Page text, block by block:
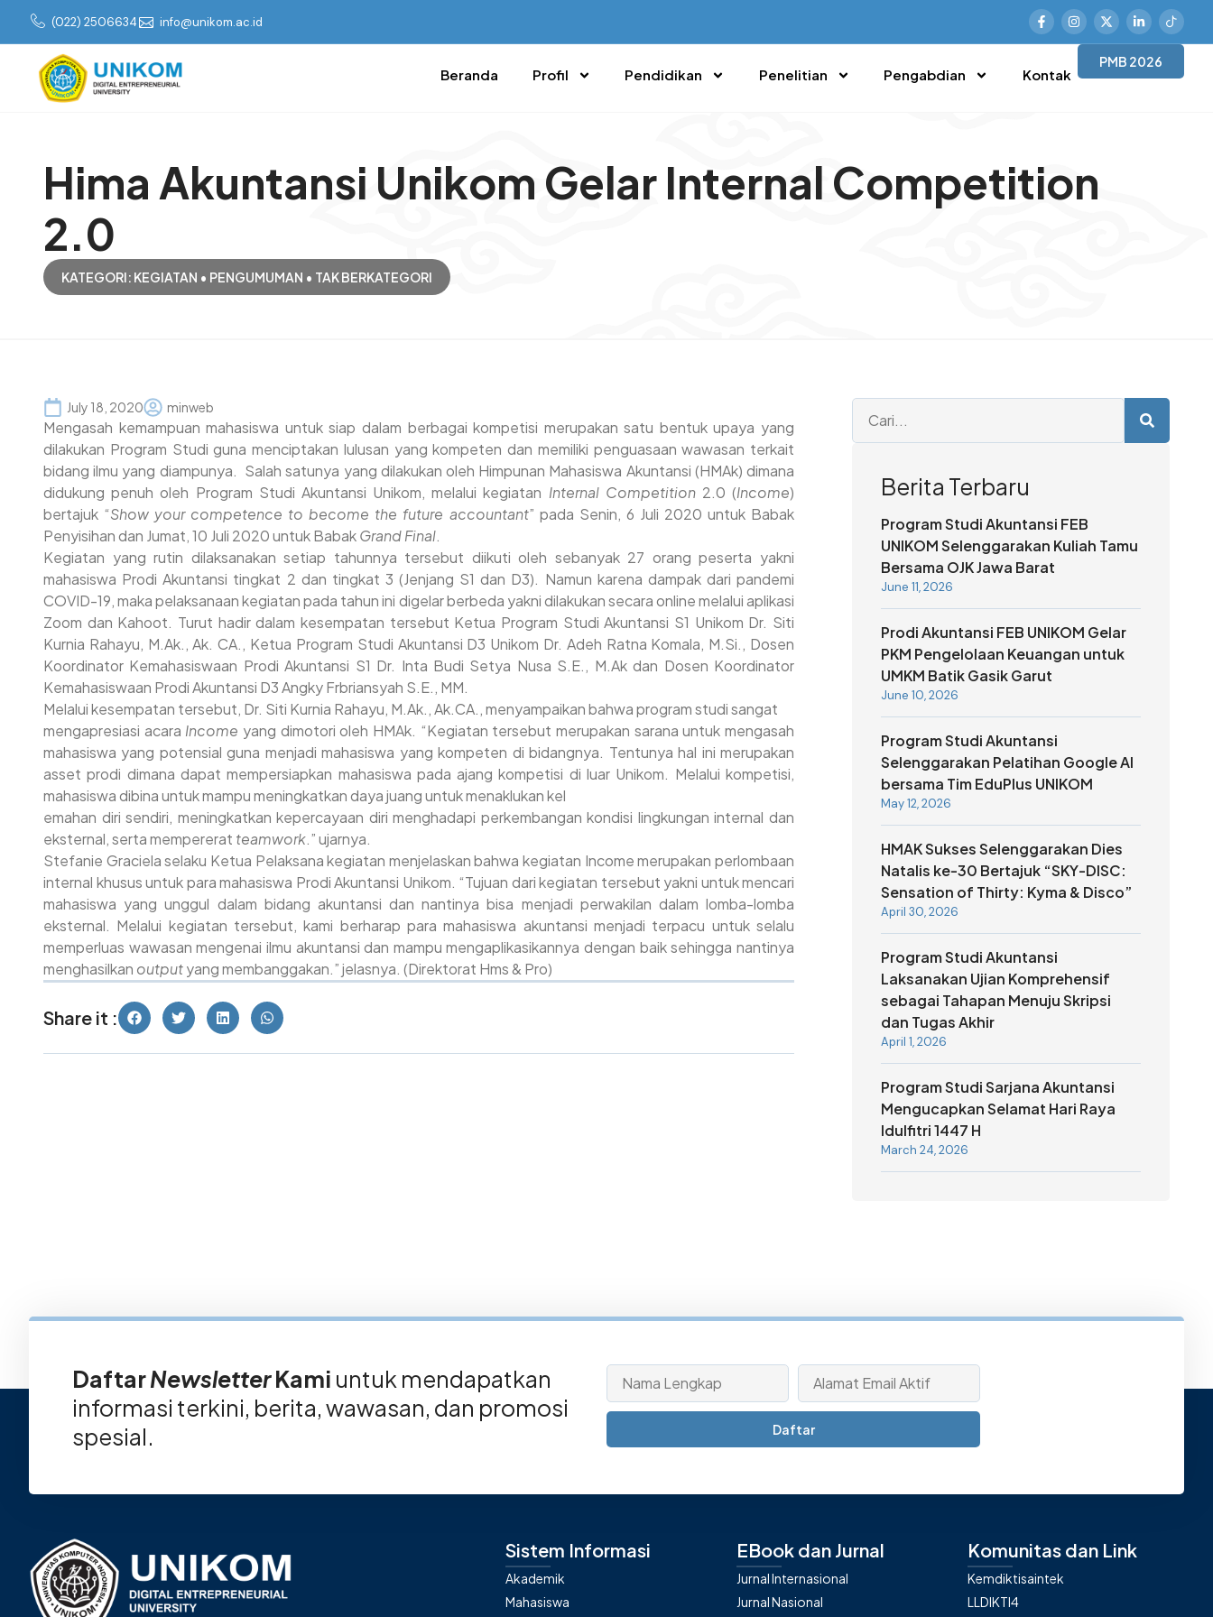
(022) 2506634 info@unikom.ac.id
Beranda Profil Pendidikan Penelitian Pengabdian Kontak
PMB 2026
Hima Akuntansi Unikom Gelar Internal Competition
2.0
KATEGORI: KEGIATAN • PENGUMUMAN • TAK BERKATEGORI
July 18, 2020 minweb
Mengasah kemampuan mahasiswa untuk siap dalam berbagai kompetisi merupakan satu bentuk upaya yang
dilakukan Program Studi guna menciptakan lulusan yang kompeten dan memiliki penguasaan wawasan terkait
bidang ilmu yang diampunya. Salah satunya yang dilakukan oleh Himpunan Mahasiswa Akuntansi (HMAk) dimana
didukung penuh oleh Program Studi Akuntansi Unikom, melalui kegiatan Internal Competition2.0 (Income)
bertajuk “Show your competence to become the future accountant” pada Senin, 6 Juli 2020 untuk Babak
Penyisihan dan Jumat, 10 Juli 2020 untuk BabakGrand Final.
Kegiatan yang rutin dilaksanakan setiap tahunnya tersebut diikuti oleh sebanyak 27 orang peserta yakni
mahasiswa Prodi Akuntansi tingkat 2 dan tingkat 3 (Jenjang S1 dan D3). Namun karena dampak dari pandemi
COVID-19, maka pelaksanaan kegiatan pada tahun ini digelar berbeda yakni dilakukan secara online melalui aplikasi
Zoom dan Kahoot. Turut hadir dalam kesempatan tersebut Ketua Program Studi Akuntansi S1 Unikom Dr. Siti
Kurnia Rahayu, M.Ak., Ak. CA., Ketua Program Studi Akuntansi D3 Unikom Dr. Adeh Ratna Komala, M.Si., Dosen
Koordinator Kemahasiswaan Prodi Akuntansi S1 Dr. Inta Budi Setya Nusa S.E., M.Ak dan Dosen Koordinator
Kemahasiswaan Prodi Akuntansi D3 Angky Frbriansyah S.E., MM.
Melalui kesempatan tersebut, Dr. Siti Kurnia Rahayu, M.Ak., Ak.CA., menyampaikan bahwa program studi sangat
mengapresiasi acara Income yang dimotori oleh HMAk. “Kegiatan tersebut merupakan sarana untuk mengasah
mahasiswa yang potensial guna menjadi mahasiswa yang kompeten di bidangnya. Tentunya hal ini merupakan
asset prodi dimana dapat mempersiapkan mahasiswa pada ajang kompetisi di luar Unikom. Melalui kompetisi,
mahasiswa dibina untuk mampu meningkatkan daya juang untuk menaklukan kel
emahan diri sendiri, meningkatkan kepercayaan diri menghadapi perkembangan kondisi lingkungan internal dan
eksternal, serta mempererat teamwork.” ujarnya.
Stefanie Graciela selaku Ketua Pelaksana kegiatan menjelaskan bahwa kegiatan Income merupakan perlombaan
internal khusus untuk para mahasiswa Prodi Akuntansi Unikom. “Tujuan dari kegiatan tersebut yakni untuk mencari
mahasiswa yang unggul dalam bidang akuntansi dan nantinya bisa menjadi perwakilan dalam lomba-lomba
eksternal. Melalui kegiatan tersebut, kami berharap para mahasiswa akuntansi menjadi terpacu untuk selalu
memperluas wawasan mengenai ilmu akuntansi dan mampu mengaplikasikannya dengan baik sehingga nantinya
menghasilkan outputyang membanggakan.” jelasnya. (Direktorat Hms & Pro)
Share it :
Berita Terbaru
Program Studi Akuntansi FEB
UNIKOM Selenggarakan Kuliah Tamu
Bersama OJK Jawa Barat
June 11, 2026
Prodi Akuntansi FEB UNIKOM Gelar
PKM Pengelolaan Keuangan untuk
UMKM Batik Gasik Garut
June 10, 2026
Program Studi Akuntansi
Selenggarakan Pelatihan Google AI
bersama Tim EduPlus UNIKOM
May 12, 2026
HMAK Sukses Selenggarakan Dies
Natalis ke-30 Bertajuk “SKY-DISC:
Sensation of Thirty: Kyma & Disco”
April 30, 2026
Program Studi Akuntansi
Laksanakan Ujian Komprehensif
sebagai Tahapan Menuju Skripsi
dan Tugas Akhir
April 1, 2026
Program Studi Sarjana Akuntansi
Mengucapkan Selamat Hari Raya
Idulfitri 1447 H
March 24, 2026
DaftarNewsletterKami untuk mendapatkan
informasi terkini, berita, wawasan, dan promosi
spesial.
Daftar
Sistem Informasi
Akademik
Mahasiswa
EBook dan Jurnal
Jurnal Internasional
Jurnal Nasional
Komunitas dan Link
Kemdiktisaintek
LLDIKTI4